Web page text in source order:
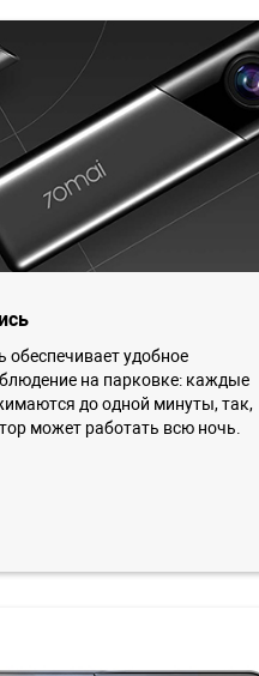
обеспечивает удобное
на парковке: каждые
до одной минуты, так,
может работать всю ночь.